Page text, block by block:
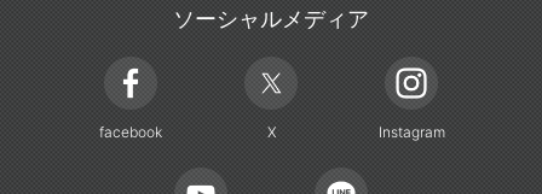
ソーシャルメディア
facebook X Instagram